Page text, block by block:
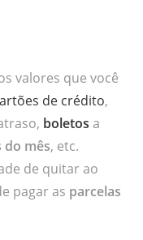
valores que você
de crédito,
boletos a
do mês, etc.
de quitar ao
pagar as parcelas